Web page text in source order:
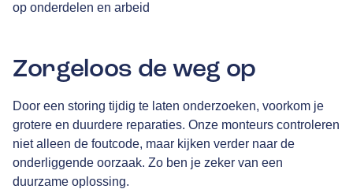
op onderdelen en arbeid
Zorgeloos de weg op
Door een storing tijdig te laten onderzoeken, voorkom je
grotere en duurdere reparaties. Onze monteurs controleren
niet alleen de foutcode, maar kijken verder naar de
onderliggende oorzaak. Zo ben je zeker van een
duurzame oplossing.